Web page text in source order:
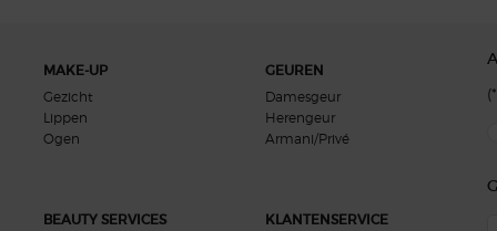
MAKE-UP
Gezicht
Lippen
Ogen
GEUREN
Damesgeur
Herengeur
Armani/Privé
BEAUTY SERVICES
KLANTENSERVICE